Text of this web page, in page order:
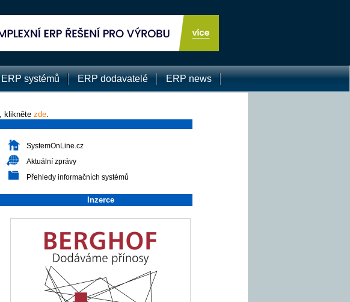
systémů ERP dodavatelé ERP news
klikněte zde.
SystemOnLine.cz
Aktuální zprávy
Přehledy informačních systémů
Inzerce